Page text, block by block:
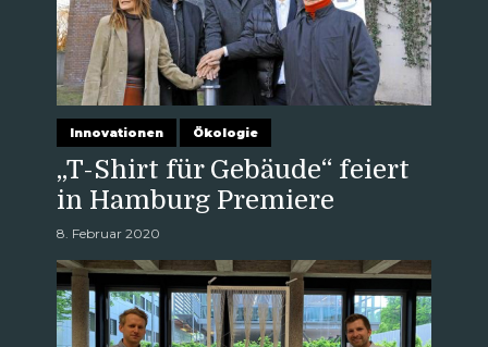
Innovationen Ökologie
„T-Shirt für Gebäude“ feiert
in Hamburg Premiere
8. Februar 2020